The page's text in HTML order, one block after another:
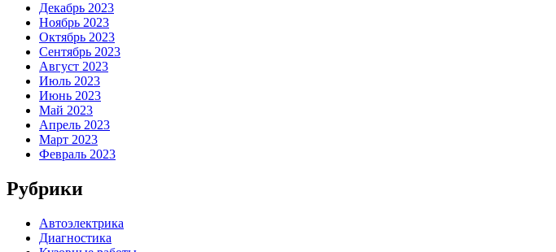
Декабрь 2023
Ноябрь 2023
Октябрь 2023
Сентябрь 2023
Август 2023
Июль 2023
Июнь 2023
Май 2023
Апрель 2023
Март 2023
Февраль 2023
Рубрики
Автоэлектрика
Диагностика